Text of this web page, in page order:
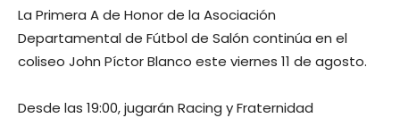
La Primera A de Honor de la Asociación
Departamental de Fútbol de Salón continúa en el
coliseo John Píctor Blanco este viernes 11 de agosto.
Desde las 19:00, jugarán Racing y Fraternidad